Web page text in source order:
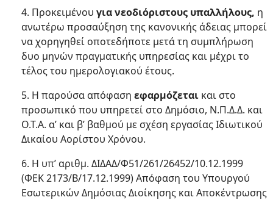
4. Προκειμένου για νεοδιόριστους υπαλλήλους, η
ανωτέρω προσαύξηση της κανονικής άδειας μπορεί
να χορηγηθεί οποτεδήποτε μετά τη συμπλήρωση
δυο μηνών πραγματικής υπηρεσίας και μέχρι το
τέλος του ημερολογιακού έτους.
5. Η παρούσα απόφαση εφαρμόζεται και στο
προσωπικό που υπηρετεί στο Δημόσιο, Ν.Π.Δ.Δ. και
Ο.Τ.Α. α’ και β’ βαθμού με σχέση εργασίας Ιδιωτικού
Δικαίου Αορίστου Χρόνου.
6. Η υπ’ αριθμ. ΔΙΔΑΔ/Φ51/261/26452/10.12.1999
(ΦΕΚ 2173/Β/17.12.1999) Απόφαση του Υπουργού
Εσωτερικών Δημόσιας Διοίκησης και Αποκέντρωσης